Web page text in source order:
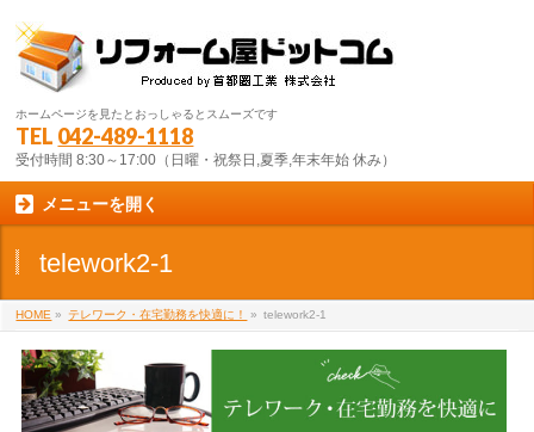
ホームページを見たとおっしゃるとスムーズです
TEL 042-489-1118
受付時間 8:30～17:00（日曜・祝祭日,夏季,年末年始 休み）
メニューを開く
telework2-1
HOME » テレワーク・在宅勤務を快適に！ » telework2-1